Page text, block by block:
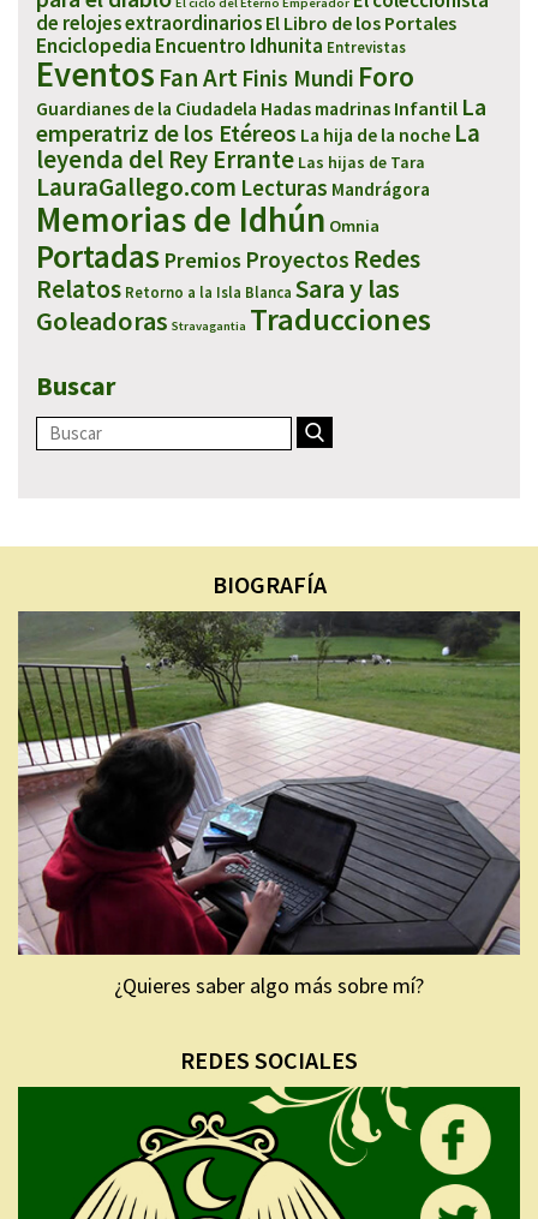
de relojes extraordinarios El Libro de los Portales
Enciclopedia Encuentro Idhunita Entrevistas
Eventos Fan Art Finis Mundi Foro
Guardianes de la Ciudadela Hadas madrinas Infantil La
emperatriz de los Etéreos La hija de la noche La
leyenda del Rey Errante Las hijas de Tara
LauraGallego.com Lecturas Mandrágora
Memorias de Idhún Omnia
Portadas Premios Proyectos Redes
Relatos Retorno a la Isla Blanca Sara y las
Goleadoras Stravagantia Traducciones
Buscar
BIOGRAFÍA
¿Quieres saber algo más sobre mí?
REDES SOCIALES